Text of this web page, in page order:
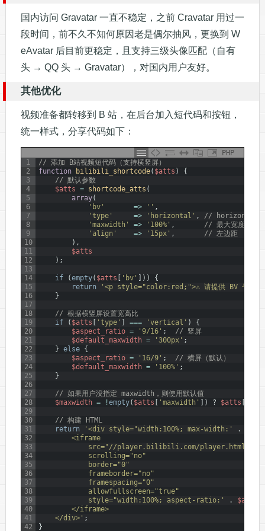
国内访问 Gravatar 一直不稳定，之前 Cravatar 用过一
段时间，前不久不知何原因老是偶尔抽风，更换到 W
eAvatar 后目前更稳定，且支持三级头像匹配（自有
头 → QQ 头 → Gravatar），对国内用户友好。
其他优化
视频准备都转移到 B 站，在后台加入短代码和按钮，
统一样式，分享代码如下：
PHP
1
2
3
4
5
6
7
8
9
10
11
12
13
14
15
16
17
18
19
20
21
22
23
24
25
26
27
28
29
30
31
32
33
34
35
36
37
38
39
40
41
42
// 添加 B站视频短代码（支持横竖屏）
function
bilibili_shortcode( $atts )
{
// 默认参数
$atts = shortcode_atts (
array(
'bv'
=> '' ,
'type'
=> 'horizontal' ,
// horizontal（
'maxwidth'
=> '100%' ,
// 最大宽度
'align'
=> '15px' ,
// 左边距
) ,
$atts
) ;
if (empty( $atts 'bv' ) )
{
return
'<p style="color:red;">⚠️ 请提供 BV 号
}
// 根据横竖屏设置宽高比
if
( $atts 'type' === 'vertical' )
{
$aspect_ratio = '9/16' ;
// 竖屏
$default_maxwidth = '300px' ;
} else {
$aspect_ratio = '16/9' ;
// 横屏（默认）
$default_maxwidth = '100%' ;
}
// 如果用户没指定 maxwidth，则使用默认值
$maxwidth = !empty( $atts 'maxwidth' ) ? $atts
// 构建 HTML
return
'<div style="width:100%; max-width:' .
<iframe
src="//player.bilibili.com/
scrolling="no"
border="0"
frameborder="no"
framespacing="0"
allowfullscreen="true"
style="width:100%; aspect-ratio:'
.
</iframe>
</div>' ;
}